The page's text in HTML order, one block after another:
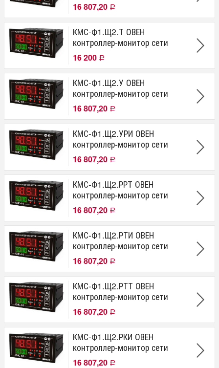
16 807,20 Р
КМС-Ф1.Щ2.Т ОВЕН
контроллер-монитор сети
16 200 Р
КМС-Ф1.Щ2.У ОВЕН
контроллер-монитор сети
16 807,20 Р
КМС-Ф1.Щ2.УРИ ОВЕН
контроллер-монитор сети
16 807,20 Р
КМС-Ф1.Щ2.РРТ ОВЕН
контроллер-монитор сети
16 807,20 Р
КМС-Ф1.Щ2.РТИ ОВЕН
контроллер-монитор сети
16 807,20 Р
КМС-Ф1.Щ2.РТТ ОВЕН
контроллер-монитор сети
16 807,20 Р
КМС-Ф1.Щ2.РКИ ОВЕН
контроллер-монитор сети
16 807,20 Р